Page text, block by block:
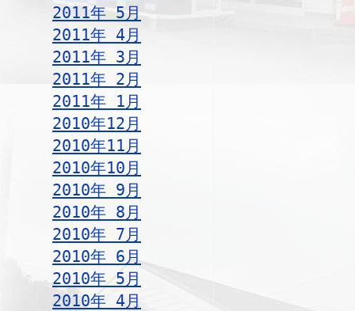
2011年 5月
2011年 4月
2011年 3月
2011年 2月
2011年 1月
2010年12月
2010年11月
2010年10月
2010年 9月
2010年 8月
2010年 7月
2010年 6月
2010年 5月
2010年 4月